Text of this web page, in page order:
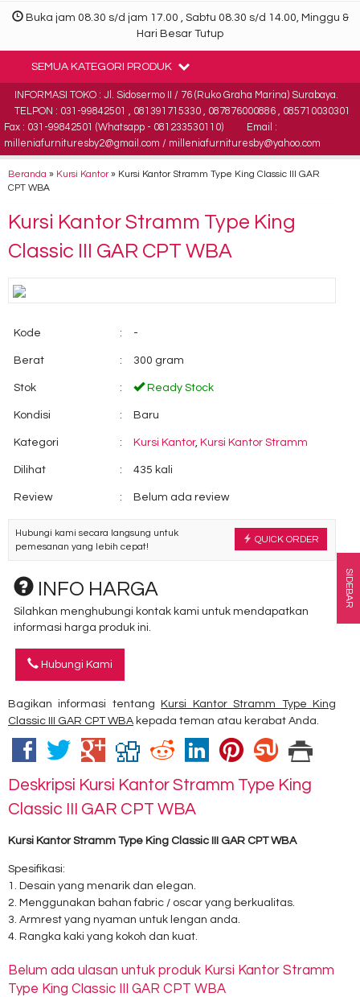
Buka jam 08.30 s/d jam 17.00 , Sabtu 08.30 s/d 14.00, Minggu &
Hari Besar Tutup
SEMUA KATEGORI PRODUK
INFORMASI TOKO : Jl. Sidosermo II / 76 (Ruko Graha Marina) Surabaya.
TELPON : 031-99842501 , 081391715330 , 087876000886 , 085710030301
Fax : 031-99842501 (Whatsapp - 081233530110)
Email :
milleniafurnituresby2@gmail.com / milleniafurnituresby@yahoo.com
Beranda » Kursi Kantor» Kursi Kantor Stramm Type King Classic III GAR
CPT WBA
Kursi Kantor Stramm Type King
Classic III GAR CPT WBA
Kode : -
Berat : 300 gram
Stok : Ready Stock
Kondisi : Baru
Kategori : Kursi Kantor, Kursi Kantor Stramm
Dilihat : 435 kali
Review : Belum ada review
QUICK ORDER
Hubungi kami secara langsung untuk
pemesanan yang lebih cepat!
INFO HARGA
Silahkan menghubungi kontak kami untuk mendapatkan
informasi harga produk ini.
Hubungi Kami
Bagikan informasi tentang
Kursi Kantor Stramm Type King
Classic III GAR CPT WBA kepada teman atau kerabat Anda.
Deskripsi Kursi Kantor Stramm Type King
Classic III GAR CPT WBA
Kursi Kantor Stramm Type King Classic III GAR CPT WBA
Spesifikasi:
1. Desain yang menarik dan elegan.
2. Menggunakan bahan fabric / oscar yang berkualitas.
3. Armrest yang nyaman untuk lengan anda.
4. Rangka kaki yang kokoh dan kuat.
Belum ada ulasan untuk produk Kursi Kantor Stramm
Type King Classic III GAR CPT WBA
SIDEBAR